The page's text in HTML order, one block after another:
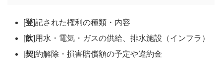
登 ]記された権利の種類・内容
飲 ]用水・電気・ガスの供給、排水施設（インフラ）
契 ]約解除・損害賠償額の予定や違約金